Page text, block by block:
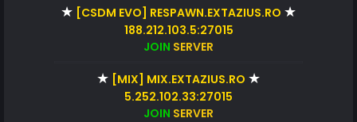
★ [CSDM EVO] RESPAWN.EXTAZIUS.RO ★
188.212.103.5:27015
JOIN SERVER
★ [MIX] MIX.EXTAZIUS.RO ★
5.252.102.33:27015
JOIN SERVER